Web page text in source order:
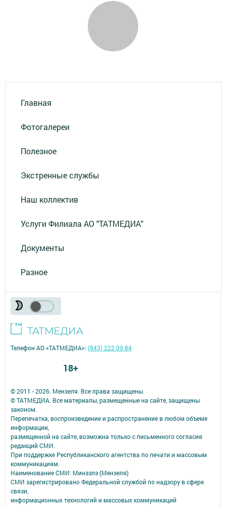
Главная
Фотогалереи
Полезное
Экстренные службы
Наш коллектив
Услуги Филиала АО "ТАТМЕДИА"
Документы
Разное
© 2011 - 2026. Мензеля. Все права защищены.
© ТАТМЕДИА. Все материалы, размещенные на сайте, защищены
законом.
Перепечатка, воспроизведение и распространение в любом объеме
информации,
размещенной на сайте, возможна только с письменного согласия
редакций СМИ.
При поддержке Республиканского агентства по печати и массовым
коммуникациям.
Наименование СМИ: Минзэлэ (Мензеля)
СМИ зарегистрировано Федеральной службой по надзору в сфере
связи,
информационных технологий и массовых коммуникаций
Телефон АО «ТАТМЕДИА»:(843) 222 09 84
18+